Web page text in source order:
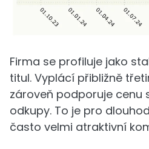
Firma se profiluje jako
titul. Vyplácí přibližně
zároveň podporuje cenu
odkupy. To je pro
často velmi atraktivní